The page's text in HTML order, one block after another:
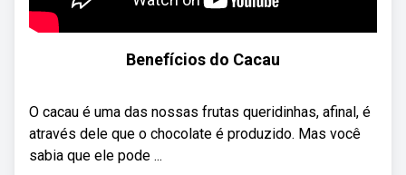
Benefícios do Cacau
O cacau é uma das nossas frutas queridinhas, afinal, é
através dele que o chocolate é produzido. Mas você
sabia que ele pode ...